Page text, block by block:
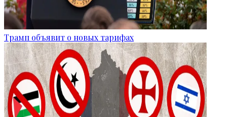
Трамп объявит о новых тарифах